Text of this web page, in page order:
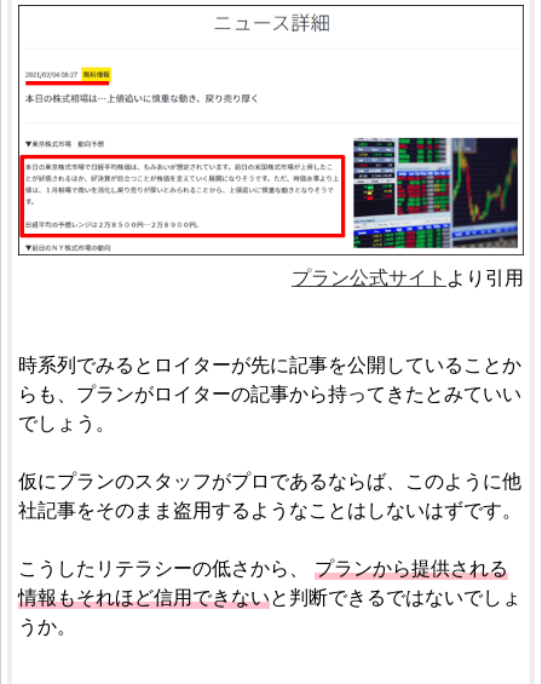
プラン公式サイト より引用
時系列でみるとロイターが先に記事を公開していることか
らも、プランがロイターの記事から持ってきたとみていい
でしょう。
仮にプランのスタッフがプロであるならば、このように他
社記事をそのまま盗用するようなことはしないはずです。
こうしたリテラシーの低さから、 プランから提供される
情報もそれほど信用できないと判断できるではないでしょ
うか。